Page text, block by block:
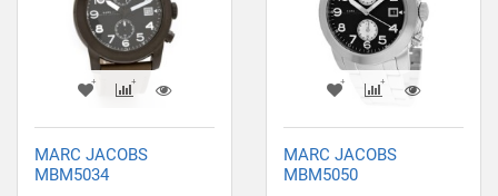
MARC JACOBS
MBM5034
MARC JACOBS
MBM5050